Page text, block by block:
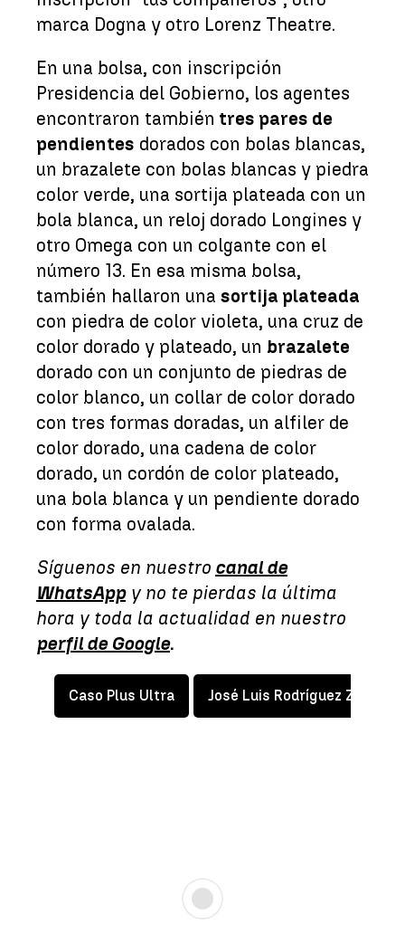
marca Dogna y otro Lorenz Theatre.
En una bolsa, con inscripción
Presidencia del Gobierno, los agentes
encontraron también tres pares de
pendientes dorados con bolas blancas,
un brazalete con bolas blancas y piedra
color verde, una sortija plateada con un
bola blanca, un reloj dorado Longines y
otro Omega con un colgante con el
número 13. En esa misma bolsa,
también hallaron una sortija plateada
con piedra de color violeta, una cruz de
color dorado y plateado, un brazalete
dorado con un conjunto de piedras de
color blanco, un collar de color dorado
con tres formas doradas, un alfiler de
color dorado, una cadena de color
dorado, un cordón de color plateado,
una bola blanca y un pendiente dorado
con forma ovalada.
Síguenos en nuestro canal de
WhatsAppy no te pierdas la última
hora y toda la actualidad en nuestro
perfil de Google.
Caso Plus Ultra José Luis Rodríguez